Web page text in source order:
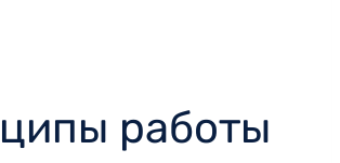
работы